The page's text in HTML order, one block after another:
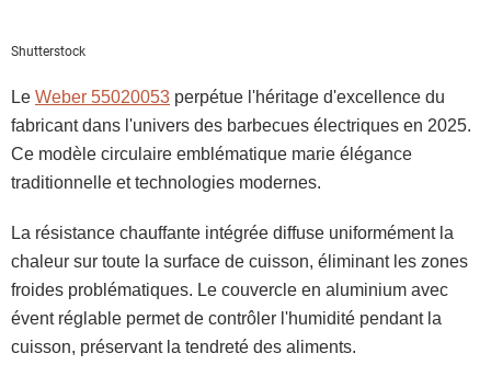
Shutterstock
Le Weber 55020053 perpétue l'héritage d'excellence du
fabricant dans l'univers des barbecues électriques en 2025.
Ce modèle circulaire emblématique marie élégance
traditionnelle et technologies modernes.
La résistance chauffante intégrée diffuse uniformément la
chaleur sur toute la surface de cuisson, éliminant les zones
froides problématiques. Le couvercle en aluminium avec
évent réglable permet de contrôler l'humidité pendant la
cuisson, préservant la tendreté des aliments.